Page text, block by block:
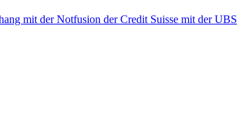
mit der Notfusion der Credit Suisse mit der UBS